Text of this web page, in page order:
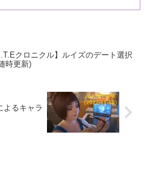
クロニクル】ルイズのデート選択
時更新)
よるキャラ